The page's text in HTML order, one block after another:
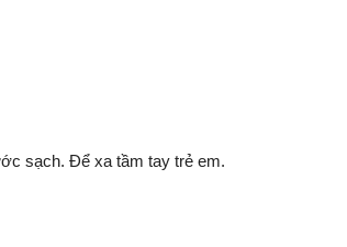
sạch. Để xa tầm tay trẻ em.